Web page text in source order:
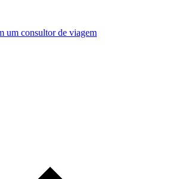
um consultor de viagem